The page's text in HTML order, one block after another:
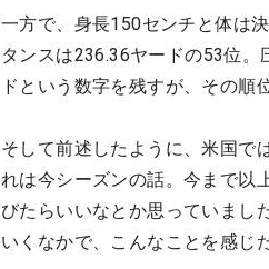
一方で、身長150センチと体は
タンスは236.36ヤードの53位
ドという数字を残すが、その順
そして前述したように、米国で
れは今シーズンの話。今まで以
びたらいいなとか思っていまし
いくなかで、こんなことを感じ